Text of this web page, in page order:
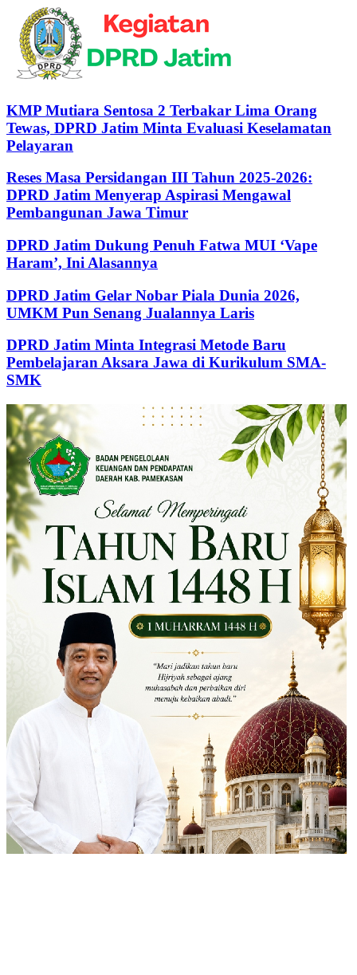
KMP Mutiara Sentosa 2 Terbakar Lima Orang
Tewas, DPRD Jatim Minta Evaluasi Keselamatan
Pelayaran
Reses Masa Persidangan III Tahun 2025-2026:
DPRD Jatim Menyerap Aspirasi Mengawal
Pembangunan Jawa Timur
DPRD Jatim Dukung Penuh Fatwa MUI ‘Vape
Haram’, Ini Alasannya
DPRD Jatim Gelar Nobar Piala Dunia 2026,
UMKM Pun Senang Jualannya Laris
DPRD Jatim Minta Integrasi Metode Baru
Pembelajaran Aksara Jawa di Kurikulum SMA-
SMK